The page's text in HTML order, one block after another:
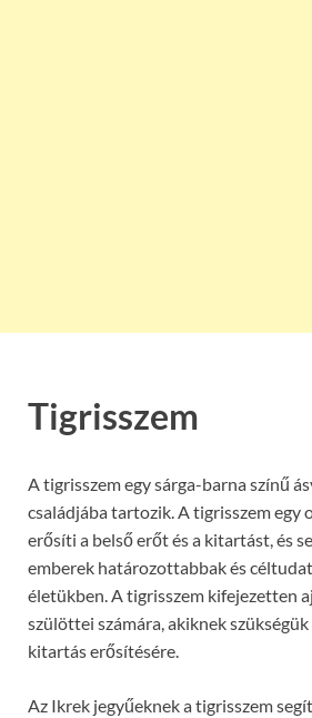
Tigrisszem
A tigrisszem egy sárga-barna színű
családjába tartozik. A tigrisszem egy
erősíti a belső erőt és a kitartást, és
emberek határozottabbak és
életükben. A tigrisszem kifejezetten
szülöttei számára, akiknek
kitartás erősítésére.
Az Ikrek jegyűeknek a tigrisszem